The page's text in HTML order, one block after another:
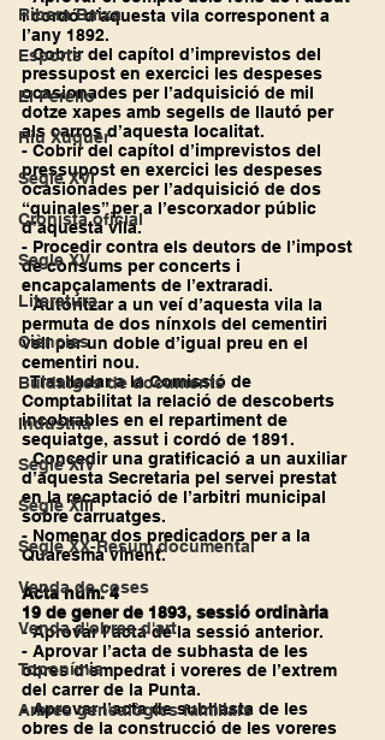
Ribera Baixa
Esports
El Perelló
Riu Xúquer
Segle XVI
Cronista oficial
Segle XV
Literatura
Ciències
Buidatges de documents
Indústria
Segle XIV
Segle XIII
Segle XX-Resum documental
Venda de coses
Venda d'obres d'art
Toponímia
Arbres genealògics familiars
i cordó d’aquesta vila corresponent a
l’any 1892.
- Cobrir del capítol d’imprevistos del
pressupost en exercici les despeses
ocasionades per l’adquisició de mil
dotze xapes amb segells de llautó per
als carros d’aquesta localitat.
- Cobrir del capítol d’imprevistos del
pressupost en exercici les despeses
ocasionades per l’adquisició de dos
“quinales” per a l’escorxador públic
d’aquesta vila.
- Procedir contra els deutors de l’impost
de consums per concerts i
encapçalaments de l’extraradi.
- Autoritzar a un veí d’aquesta vila la
permuta de dos nínxols del cementiri
vell per un doble d’igual preu en el
cementiri nou.
- Traslladar a la Comissió de
Comptabilitat la relació de descoberts
incobrables en el repartiment de
sequiatge, assut i cordó de 1891.
- Concedir una gratificació a un auxiliar
d’aquesta Secretaria pel servei prestat
en la recaptació de l’arbitri municipal
sobre carruatges.
- Nomenar dos predicadors per a la
Quaresma vinent.
Acta núm. 4
19 de gener de 1893, sessió ordinària
- Aprovar l’acta de la sessió anterior.
- Aprovar l’acta de subhasta de les
obres d’empedrat i voreres de l’extrem
del carrer de la Punta.
- Aprovar l’acta de subhasta de les
obres de la construcció de les voreres